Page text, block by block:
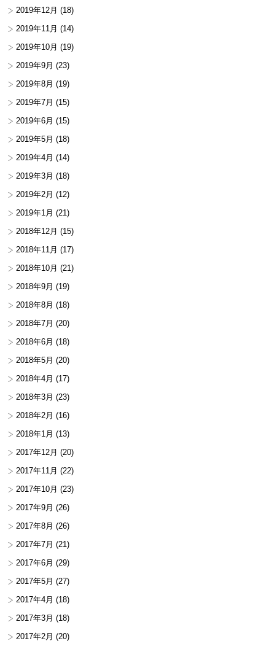
2019年12月 (18)
2019年11月 (14)
2019年10月 (19)
2019年9月 (23)
2019年8月 (19)
2019年7月 (15)
2019年6月 (15)
2019年5月 (18)
2019年4月 (14)
2019年3月 (18)
2019年2月 (12)
2019年1月 (21)
2018年12月 (15)
2018年11月 (17)
2018年10月 (21)
2018年9月 (19)
2018年8月 (18)
2018年7月 (20)
2018年6月 (18)
2018年5月 (20)
2018年4月 (17)
2018年3月 (23)
2018年2月 (16)
2018年1月 (13)
2017年12月 (20)
2017年11月 (22)
2017年10月 (23)
2017年9月 (26)
2017年8月 (26)
2017年7月 (21)
2017年6月 (29)
2017年5月 (27)
2017年4月 (18)
2017年3月 (18)
2017年2月 (20)